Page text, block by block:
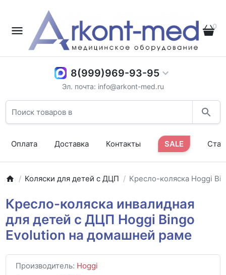
0
8(999)969-93-95
Эл. почта: info@arkont-med.ru
Оплата Доставка Контакты SALE
Коляски для детей с ДЦП Кресло-коляска Hoggi
Кресло-коляска инвалидная
для детей с ДЦП Hoggi Bingo
Evolution на домашней раме
Производитель: Hoggi